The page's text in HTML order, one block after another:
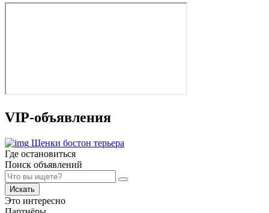
VIP-объявления
Щенки бостон терьера
Где остановиться
Поиск объявлений
Искать
Это интересно